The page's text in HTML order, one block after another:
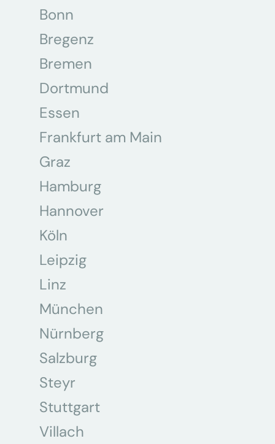
Bonn
Bregenz
Bremen
Dortmund
Essen
Frankfurt am Main
Graz
Hamburg
Hannover
Köln
Leipzig
Linz
München
Nürnberg
Salzburg
Steyr
Stuttgart
Villach